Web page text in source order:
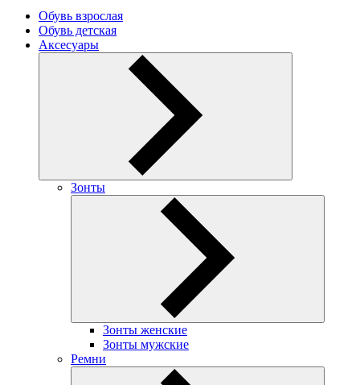
Обувь взрослая
Обувь детская
Аксесуары
Зонты
Зонты женские
Зонты мужские
Ремни